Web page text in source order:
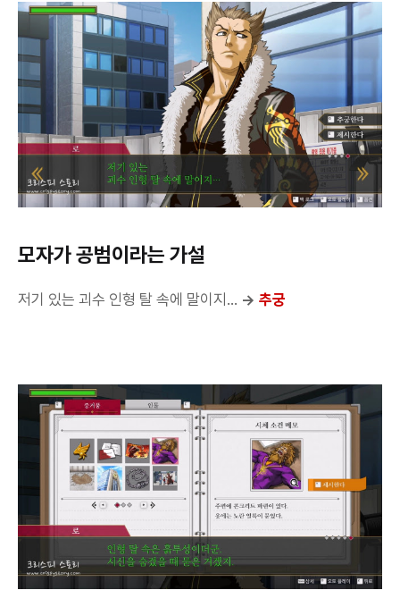
모자가 공범이라는 가설
저기 있는 괴수 인형 탈 속에 말이지... → 추궁